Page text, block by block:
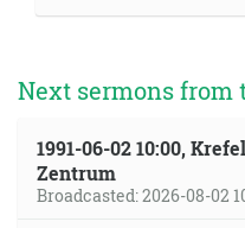
Next sermons from
1991-06-02 10:00,
Zentrum
Broadcasted: 2026-08-02